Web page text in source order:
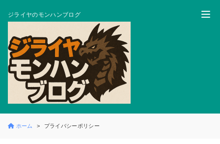
ジライヤのモンハンブログ
ホーム プライバシーポリシー